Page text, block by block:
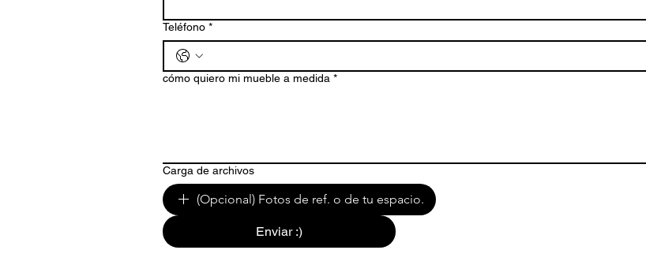
Teléfono *
cómo quiero mi mueble a medida *
Carga de archivos
(Opcional) Fotos de ref. o de tu espacio.
Enviar :)